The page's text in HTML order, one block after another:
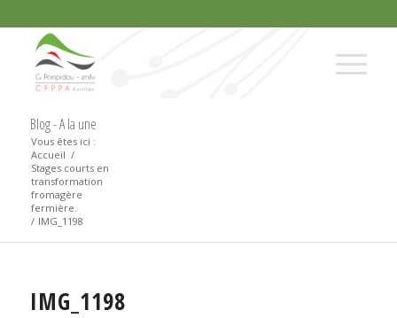
Blog - A la une
Vous êtes ici :
Accueil /
Stages courts en
transformation
fromagère
fermière.
/ IMG_1198
IMG_1198